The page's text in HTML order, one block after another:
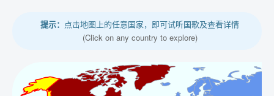
提示： 点击地图上的任意国家，即可试听国歌及查看详情
(Click on any country to explore)